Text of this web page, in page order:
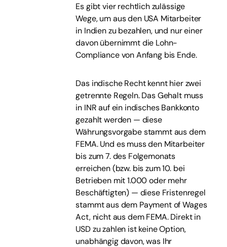
Es gibt vier rechtlich zulässige
Wege, um aus den USA Mitarbeiter
in Indien zu bezahlen, und nur einer
davon übernimmt die Lohn-
Compliance von Anfang bis Ende.
Das indische Recht kennt hier zwei
getrennte Regeln. Das Gehalt muss
in INR auf ein indisches Bankkonto
gezahlt werden — diese
Währungsvorgabe stammt aus dem
FEMA. Und es muss den Mitarbeiter
bis zum 7. des Folgemonats
erreichen (bzw. bis zum 10. bei
Betrieben mit 1.000 oder mehr
Beschäftigten) — diese Fristenregel
stammt aus dem Payment of Wages
Act, nicht aus dem FEMA. Direkt in
USD zu zahlen ist keine Option,
unabhängig davon, was Ihr